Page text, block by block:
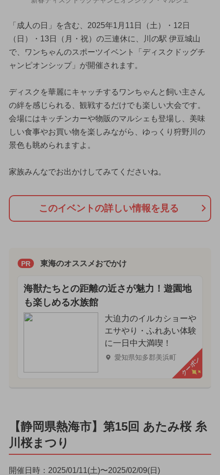
「成人の日」を含む、2025年1月11日（土）・12日
（日）・13日（月・祝）の三連休に、川の駅 伊豆城山
で、ワンちゃんのスポーツイベント「ディスクドッグチ
ャンピオンシップ」が開催されます。
ディスクを華麗にキャッチするワンちゃんと飼い主さん
の絆を感じられる、観戦するだけでも楽しい大会です。
会場にはキッチンカーや物販のマルシェも登場し、美味
しい食事やお買い物を楽しみながら、ゆっくり狩野川の
景色も眺められますよ。
家族みんなでお出かけしてみてくださいね。
このイベントの詳しい情報を見る
PR 東海のオススメおでかけ
海獣たちとの距離の近さが魅力！遊園地
も楽しめる水族館
大迫力のイルカショーや
エサやり・ふれあい体験
に一日中大満喫！
愛知県知多郡美浜町 クーポン
【静岡県熱海市】第15回 あたみ桜 糸
川桜まつり
開催日時：2025/01/11(土)〜2025/02/09(日)